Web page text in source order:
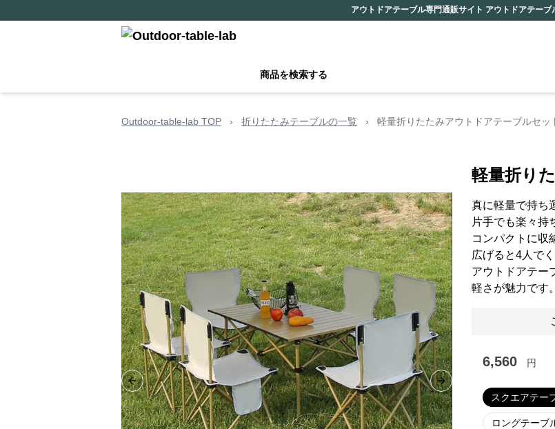
アウトドアテーブル専門通販サイト アウトドアテーブ
商品を検索する
Outdoor-table-lab TOP › 折りたたみテーブルの一覧 › 軽量折りたたみアウトドアテーブルセッ
Previous slide Next slide
軽量折り
真に軽量で持ち
片手でも楽々持
コンパクトに収
広げると4人で
アウトドアテー
軽さが魅力です。
6,560 円
スクエアテー
ロングテーブ